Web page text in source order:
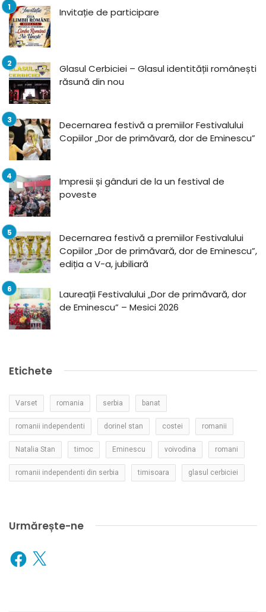
Invitație de participare
Glasul Cerbiciei – Glasul identității românești
răsună din nou
Decernarea festivă a premiilor Festivalului
Copiilor „Dor de primăvară, dor de Eminescu”
Impresii și gânduri de la un festival de
poveste
Decernarea festivă a premiilor Festivalului
Copiilor „Dor de primăvară, dor de Eminescu”,
ediția a V-a, jubiliară
Laureații Festivalului „Dor de primăvară, dor
de Eminescu” – Mesici 2026
Etichete
Varset romania serbia banat
romanii independenti dorinel stan costei romanii
Natalia Stan timoc Eminescu voivodina romani
romanii independenti din serbia timisoara glasul cerbiciei
Urmărește-ne
Facebook
X